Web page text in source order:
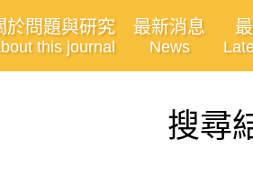
於問題與研究
this journal
最新消息
News
搜尋